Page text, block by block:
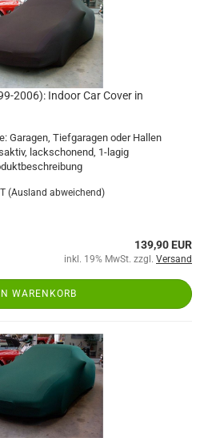
2006): Indoor Car Cover in
Garagen, Tiefgaragen oder Hallen
lackschonend, 1-lagig
(Ausland abweichend)
139,90 EUR
inkl. 19% MwSt. zzgl. Versand
WARENKORB